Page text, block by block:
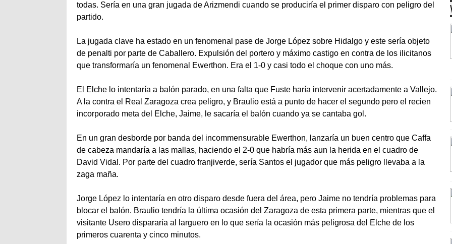
todas. Sería en una gran jugada de Arizmendi cuando se produciría el primer disparo con peligro del
partido.
La jugada clave ha estado en un fenomenal pase de Jorge López sobre Hidalgo y este sería objeto
de penalti por parte de Caballero. Expulsión del portero y máximo castigo en contra de los ilicitanos
que transformaría un fenomenal Ewerthon. Era el 1-0 y casi todo el choque con uno más.
El Elche lo intentaría a balón parado, en una falta que Fuste haría intervenir acertadamente a Vallejo.
A la contra el Real Zaragoza crea peligro, y Braulio está a punto de hacer el segundo pero el recien
incorporado meta del Elche, Jaime, le sacaría el balón cuando ya se cantaba gol.
En un gran desborde por banda del incommensurable Ewerthon, lanzaría un buen centro que Caffa
de cabeza mandaría a las mallas, haciendo el 2-0 que habría más aun la herida en el cuadro de
David Vidal. Por parte del cuadro franjiverde, sería Santos el jugador que más peligro llevaba a la
zaga maña.
Jorge López lo intentaría en otro disparo desde fuera del área, pero Jaime no tendría problemas para
blocar el balón. Braulio tendría la última ocasión del Zaragoza de esta primera parte, mientras que el
visitante Usero dispararía al larguero en lo que sería la ocasión más peligrosa del Elche de los
primeros cuarenta y cinco minutos.